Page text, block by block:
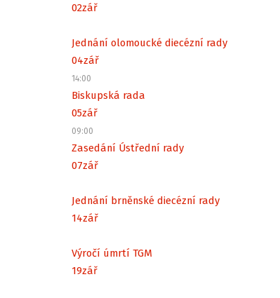
02zář
Jednání olomoucké diecézní rady
04zář
14:00
Biskupská rada
05zář
09:00
Zasedání Ústřední rady
07zář
Jednání brněnské diecézní rady
14zář
Výročí úmrtí TGM
19zář